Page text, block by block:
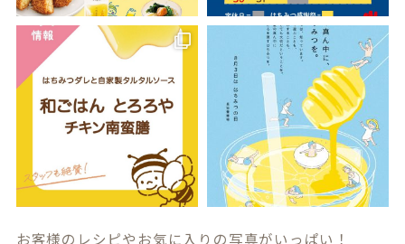
お客様のレシピやお気に入りの写真がいっぱい！